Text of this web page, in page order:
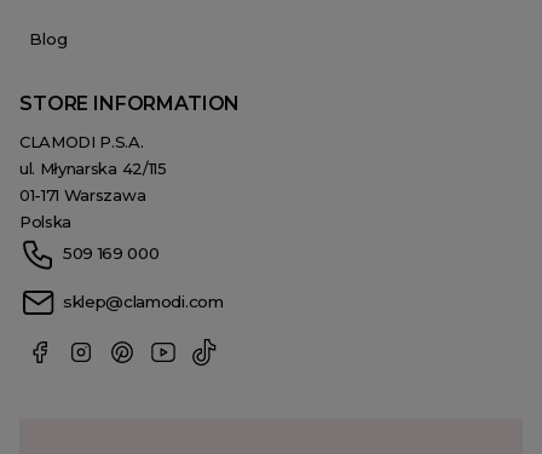
Blog
STORE INFORMATION
CLAMODI P.S.A.
ul. Młynarska 42/115
01-171 Warszawa
Polska
509 169 000
sklep@clamodi.com